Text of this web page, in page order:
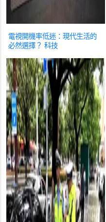
電視開機率低迷：現代生活的
必然選擇？ 科技